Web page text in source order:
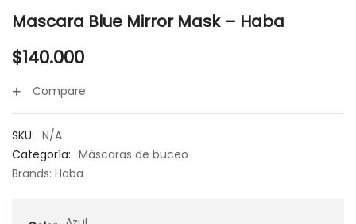
Mascara Blue Mirror Mask – Haba
$140.000
Compare
SKU: N/A
Categoría: Máscaras de buceo
Brands: Haba